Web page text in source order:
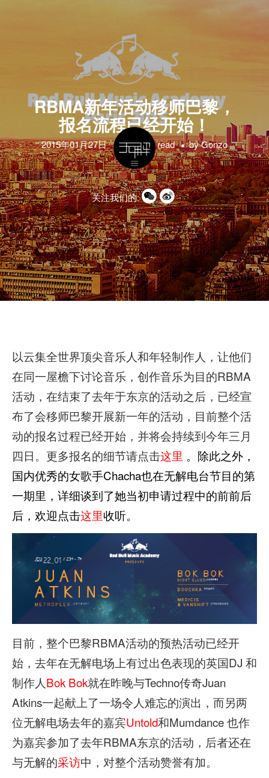
RBMA新年活动移师巴黎，
报名流程已经开始！
2015年01月27日 1 minute read byGonzo
关注我们的:
以云集全世界顶尖音乐人和年轻制作人，让他们
在同一屋檐下讨论音乐，创作音乐为目的RBMA
活动，在结束了去年于东京的活动之后，已经宣
布了会移师巴黎开展新一年的活动，目前整个活
动的报名过程已经开始，并将会持续到今年三月
四日。更多报名的细节请点击这里 。除此之外，
国内优秀的女歌手Chacha也在无解电台节目的第
一期里，详细谈到了她当初申请过程中的前前后
后，欢迎点击这里收听。
目前，整个巴黎RBMA活动的预热活动已经开
始，去年在无解电场上有过出色表现的英国DJ 和
制作人Bok Bok就在昨晚与Techno传奇Juan
Atkins一起献上了一场令人难忘的演出，而另两
位无解电场去年的嘉宾Untold和Mumdance 也作
为嘉宾参加了去年RBMA东京的活动，后者还在
与无解的采访中，对整个活动赞誉有加。